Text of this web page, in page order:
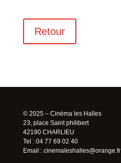
Retour
© 2025 – Cinéma les Halles
23, place Saint philibert
42190 CHARLIEU
Tel : 04 77 69 02 40
Email : cinemaleshalles@orange.fr